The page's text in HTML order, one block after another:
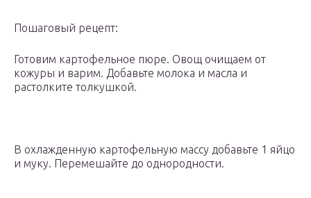
Пошаговый рецепт:
Готовим картофельное пюре. Овощ очищаем от
кожуры и варим. Добавьте молока и масла и
растолките толкушкой.
В охлажденную картофельную массу добавьте 1 яйцо
и муку. Перемешайте до однородности.